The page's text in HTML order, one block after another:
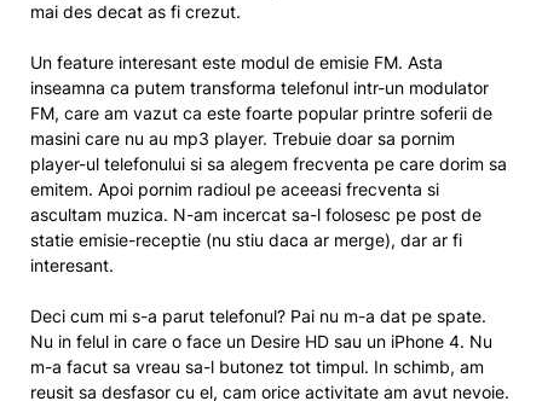
mai des decat as fi crezut.
Un feature interesant este modul de emisie FM. Asta
inseamna ca putem transforma telefonul intr-un modulator
FM, care am vazut ca este foarte popular printre soferii de
masini care nu au mp3 player. Trebuie doar sa pornim
player-ul telefonului si sa alegem frecventa pe care dorim sa
emitem. Apoi pornim radioul pe aceeasi frecventa si
ascultam muzica. N-am incercat sa-l folosesc pe post de
statie emisie-receptie (nu stiu daca ar merge), dar ar fi
interesant.
Deci cum mi s-a parut telefonul? Pai nu m-a dat pe spate.
Nu in felul in care o face un Desire HD sau un iPhone 4. Nu
m-a facut sa vreau sa-l butonez tot timpul. In schimb, am
reusit sa desfasor cu el, cam orice activitate am avut nevoie.